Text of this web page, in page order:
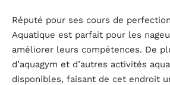
Réputé pour ses cours de
Aquatique est parfait pour les
améliorer leurs compétences. De
d’aquagym et d’autres activités
disponibles, faisant de cet endroit